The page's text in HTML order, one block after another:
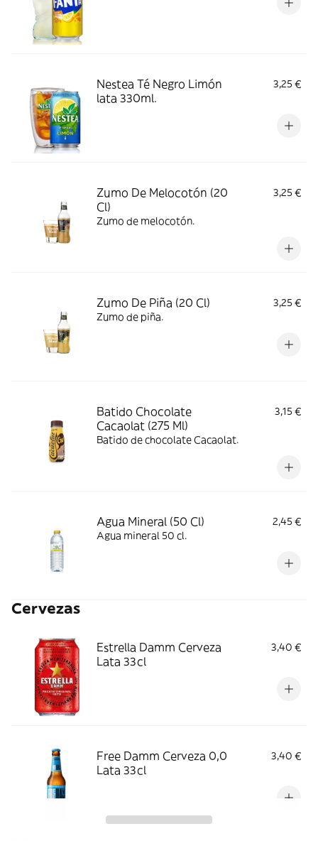
Nestea Té Negro Limón
lata 330ml.
3,25 €
Zumo De Melocotón (20
Cl)
3,25 €
Zumo de melocotón.
Zumo De Piña (20 Cl)
3,25 €
Zumo de piña.
Batido Chocolate
Cacaolat (275 Ml)
3,15 €
Batido de chocolate Cacaolat.
Agua Mineral (50 Cl)
2,45 €
Agua mineral 50 cl.
Cervezas
Estrella Damm Cerveza
Lata 33cl
3,40 €
Free Damm Cerveza 0,0
Lata 33cl
3,40 €